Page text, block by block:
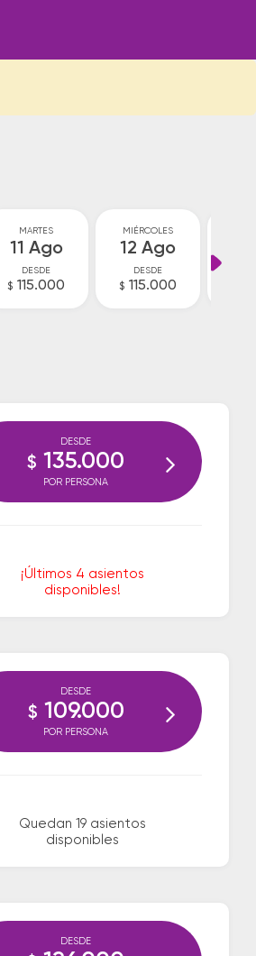
MARTES
11 Ago
DESDE
$ 115.000
MIÉRCOLES
12 Ago
DESDE
$ 115.000
¡Últimos 4 asientos
disponibles!
DESDE
$ 135.000
POR PERSONA
Quedan 19 asientos
disponibles
DESDE
$ 109.000
POR PERSONA
DESDE